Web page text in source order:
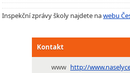
Inspekční zprávy školy najdete nawebu
Kontakt
www http://